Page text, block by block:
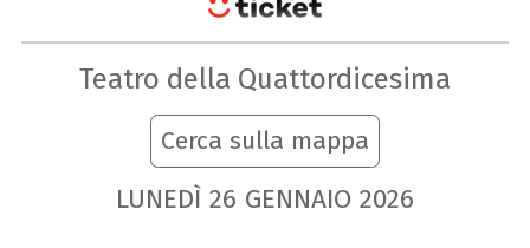
Teatro della Quattordicesima
Cerca sulla mappa
LUNEDÌ 26 GENNAIO 2026